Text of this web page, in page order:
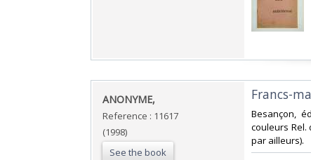
‎ANONYME,‎
Reference : 11617
(1998)
See the book
‎Francs-
‎Besançon,
couleurs
par ailleurs).‎